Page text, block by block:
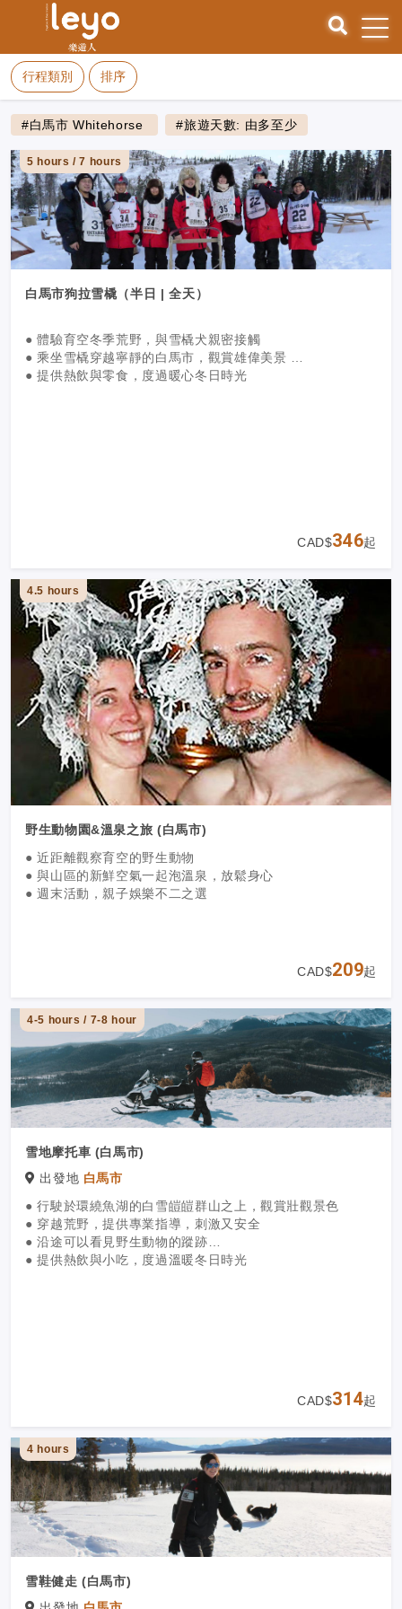
行程類別 排序
#白馬市 Whitehorse #旅遊天數: 由多至少
5 hours / 7 hours
白馬市狗拉雪橇（半日 | 全天）
● 體驗育空冬季荒野，與雪橇犬親密接觸
● 乘坐雪橇穿越寧靜的白馬市，觀賞雄偉美景
● 提供熱飲與零食，度過暖心冬日時光
CAD$346起
4.5 hours
野生動物園&溫泉之旅 (白馬市)
● 近距離觀察育空的野生動物
● 與山區的新鮮空氣一起泡溫泉，放鬆身心
● 週末活動，親子娛樂不二之選
CAD$209起
4-5 hours / 7-8 hour
雪地摩托車 (白馬市)
出發地 白馬市
● 行駛於環繞魚湖的白雪皚皚群山之上，觀賞壯觀景色
● 穿越荒野，提供專業指導，刺激又安全
● 沿途可以看見野生動物的蹤跡
● 提供熱飲與小吃，度過溫暖冬日時光
CAD$314起
4 hours
雪鞋健走 (白馬市)